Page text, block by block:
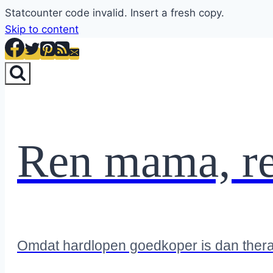
Statcounter code invalid. Insert a fresh copy.
Skip to content
Ren mama,
Omdat hardlopen goedkoper is dan